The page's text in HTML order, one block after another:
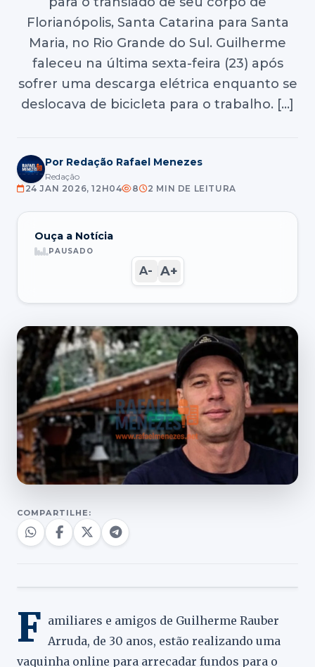
Florianópolis, Santa Catarina para Santa
Maria, no Rio Grande do Sul. Guilherme
faleceu na última sexta-feira (23) após
sofrer uma descarga elétrica enquanto se
deslocava de bicicleta para o trabalho. […]
Por Redação Rafael Menezes
Redação
24 JAN 2026, 12H04
8 2 MIN DE LEITURA
Ouça a Notícia
PAUSADO
A- A+
COMPARTILHE:
F amiliares e amigos de Guilherme Rauber
Arruda, de 30 anos, estão realizando uma
vaquinha online para arrecadar fundos para o